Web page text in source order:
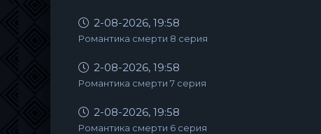
2-08-2026, 19:58
Романтика смерти 8 серия
2-08-2026, 19:58
Романтика смерти 7 серия
2-08-2026, 19:58
Романтика смерти 6 серия